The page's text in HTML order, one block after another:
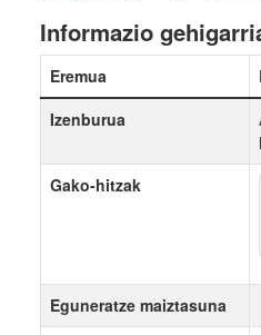
Informazio
Eremua
Izenburua
Gako-hitzak
Eguneratze maiztasuna